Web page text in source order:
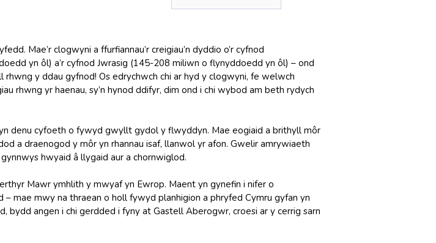
Mae’r clogwyni a ffurfiannau’r creigiau’n dyddio o’r cyfnod
yn ôl) a’r cyfnod Jwrasig (145-208 miliwn o flynyddoedd yn ôl) – ond
y ddau gyfnod! Os edrychwch chi ar hyd y clogwyni, fe welwch
rhwng yr haenau, sy’n hynod ddifyr, dim ond i chi wybod am beth rydych
yn denu cyfoeth o fywyd gwyllt gydol y flwyddyn. Mae eogiaid a brithyll môr
a draenogod y môr yn rhannau isaf, llanwol yr afon. Gwelir amrywiaeth
hwyaid â llygaid aur a chornwiglod.
Mawr ymhlith y mwyaf yn Ewrop. Maent yn gynefin i nifer o
mae mwy na thraean o holl fywyd planhigion a phryfed Cymru gyfan yn
bydd angen i chi gerdded i fyny at Gastell Aberogwr, croesi ar y cerrig sarn